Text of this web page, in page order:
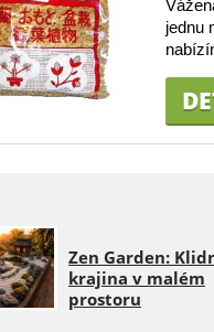
jednu
Zen Garden:
krajina v malém
prostoru